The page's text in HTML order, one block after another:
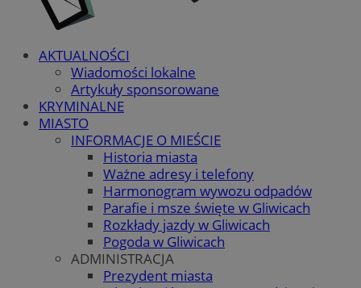
AKTUALNOŚCI
Wiadomości lokalne
Artykuły sponsorowane
KRYMINALNE
MIASTO
INFORMACJE O MIEŚCIE
Historia miasta
Ważne adresy i telefony
Harmonogram wywozu odpadów
Parafie i msze święte w Gliwicach
Rozkłady jazdy w Gliwicach
Pogoda w Gliwicach
ADMINISTRACJA
Prezydent miasta